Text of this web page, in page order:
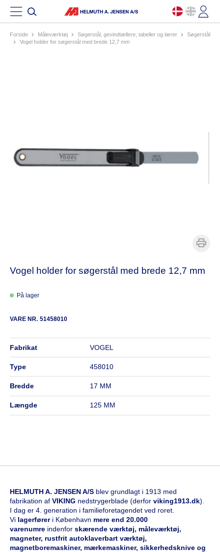
Forside måleværktøj søgerstål, gevindtællere, tabeller og lærer
søgerstål
vogel holder for søgerstål med brede 12,7 mm
Vogel holder for søgerstål med brede 12,7 mm
På lager
VARE NR. 51458010
fabrikat VOGEL
type 458010
bredde 17 MM
længde 125 MM
HELMUTH A. JENSEN A/S blev grundlagt i 1913 med
fabrikation af VIKING nedstrygerblade (derfor viking1913.dk).
I dag er 4. generation i familieforetagendet ved roret.
Vi lagerfører i København mere end 20.000
varenumre indenfor skærende værktøj, måleværktøj,
magneter, rustfrit autoklaverbart værktøj,
magnetboremaskiner, mærkemaskiner, sikkerhedsknive og